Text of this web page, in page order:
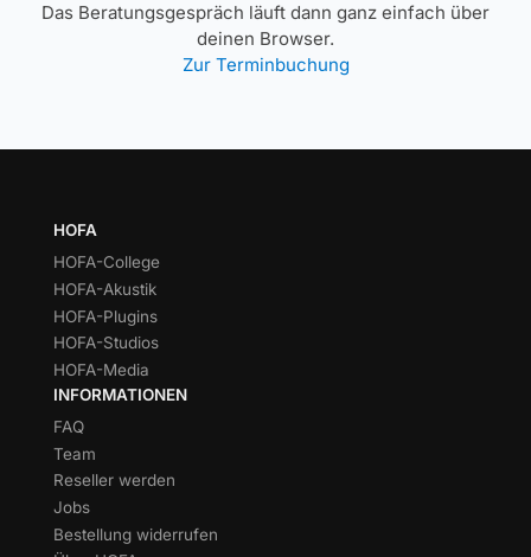
Das Beratungsgespräch läuft dann ganz einfach über
deinen Browser.
Zur Terminbuchung
HOFA
HOFA-College
HOFA-Akustik
HOFA-Plugins
HOFA-Studios
HOFA-Media
INFORMATIONEN
FAQ
Team
Reseller werden
Jobs
Bestellung widerrufen